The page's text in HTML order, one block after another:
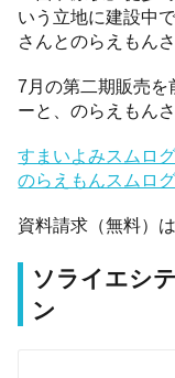
いう立地に建設中
さんとのらえもん
7月の第二期販売を
ーと、のらえもん
すまいよみスムロ
のらえもんスムロ
資料請求（無料）
ソライエシ
ン